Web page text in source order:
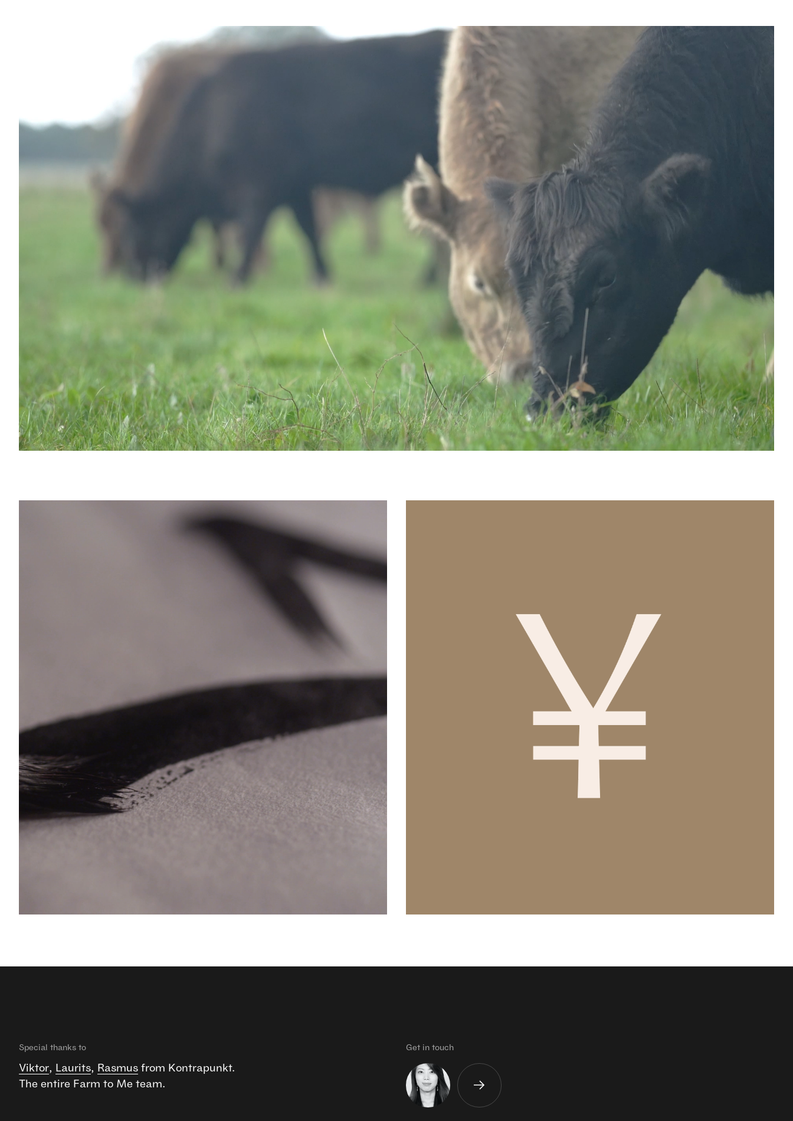
Special thanks to
Viktor, Laurits, Rasmus from Kontrapunkt.
The entire Farm to Me team.
Get in touch